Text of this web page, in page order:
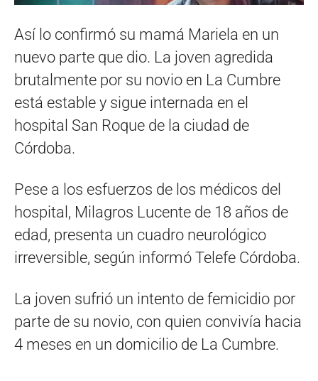
Así lo confirmó su mamá Mariela en un
nuevo parte que dio. La joven agredida
brutalmente por su novio en La Cumbre
está estable y sigue internada en el
hospital San Roque de la ciudad de
Córdoba.
Pese a los esfuerzos de los médicos del
hospital, Milagros Lucente de 18 años de
edad, presenta un cuadro neurológico
irreversible, según informó Telefe Córdoba.
La joven sufrió un intento de femicidio por
parte de su novio, con quien convivía hacia
4 meses en un domicilio de La Cumbre.